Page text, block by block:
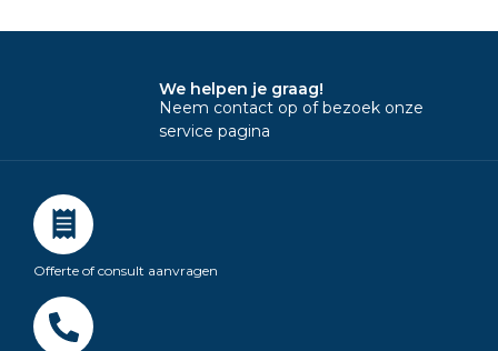
We helpen je graag!
Neem contact op of bezoek onze
service pagina
Offerte of consult aanvragen